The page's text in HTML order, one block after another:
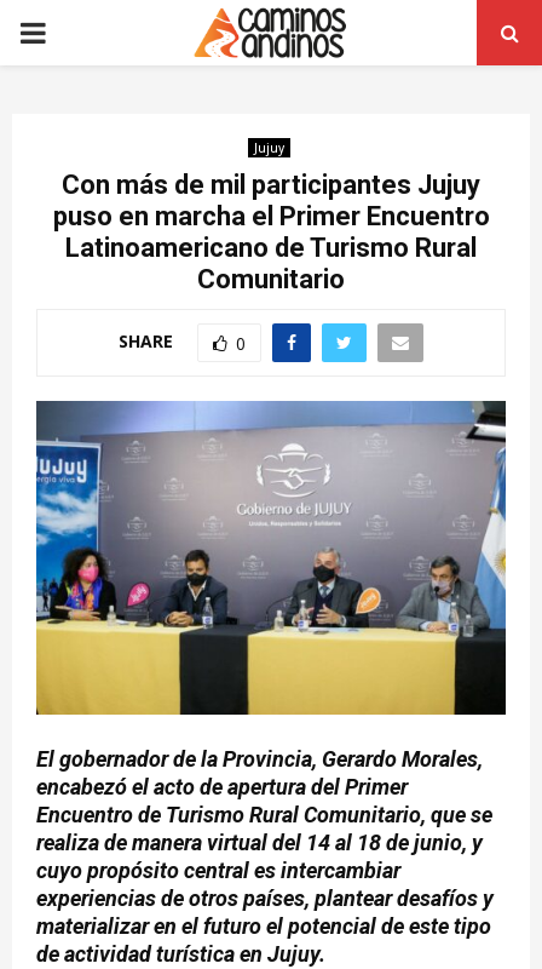
PRIMARY
Jujuy
Con más de mil participantes Jujuy
puso en marcha el Primer Encuentro
Latinoamericano de Turismo Rural
Comunitario
SHARE 0
El gobernador de la Provincia, Gerardo Morales,
encabezó el acto de apertura del Primer
Encuentro de Turismo Rural Comunitario, que se
realiza de manera virtual del 14 al 18 de junio, y
cuyo propósito central es intercambiar
experiencias de otros países, plantear desafíos y
materializar en el futuro el potencial de este tipo
de actividad turística en Jujuy.